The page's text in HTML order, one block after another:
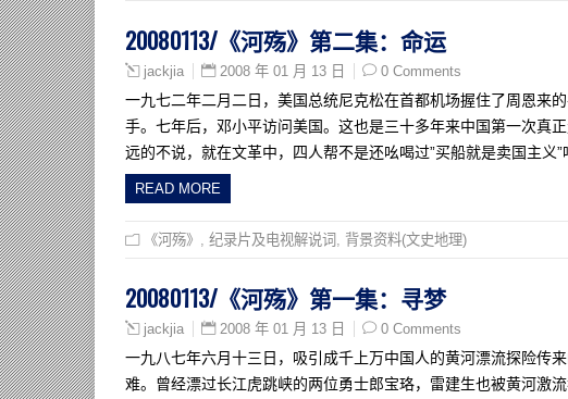
20080113/《河殇》第二集：命运
jackjia 2008 年 01 月 13 日 0 Comments
一九七二年二月二日，美国总统尼克松在首都机场握住了周恩来
手。七年后，邓小平访问美国。这也是三十多年来中国第一次真
远的不说，就在文革中，四人帮不是还吆喝过”买船就是卖国主义”
READ MORE
《河殇》 纪录片及电视解说词 背景资料(文史地理)
20080113/《河殇》第一集：寻梦
jackjia 2008 年 01 月 13 日 0 Comments
一九八七年六月十三日，吸引成千上万中国人的黄河漂流探险传
难。曾经漂过长江虎跳峡的两位勇士郎宝珞，雷建生也被黄河激